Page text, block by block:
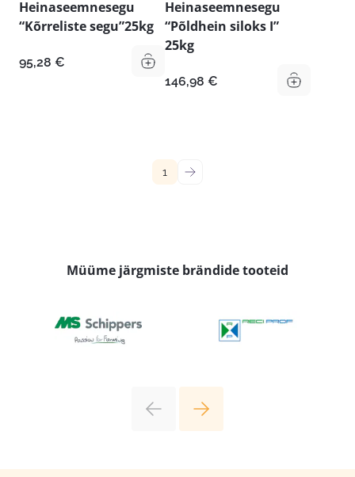
Heinaseemnesegu
“Kõrreliste segu”25kg
95,28 €
Heinaseemnesegu
“Põldhein siloks I”
25kg
146,98 €
1 →
Müüme järgmiste brändide tooteid